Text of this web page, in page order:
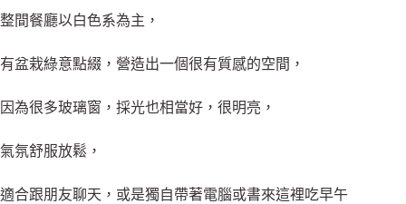
整間餐廳以白色系為主，
有盆栽綠意點綴，營造出一個很有質感的空間，
因為很多玻璃窗，採光也相當好，很明亮，
氣氛舒服放鬆，
適合跟朋友聊天，或是獨自帶著電腦或書來這裡吃早午